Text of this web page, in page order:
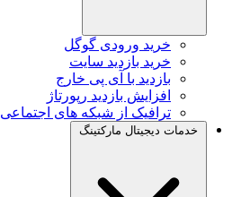
خرید ورودی گوگل
خرید بازدید سایت
بازدید با آی پی خارج
افزایش بازدید رپورتاژ
ترافیک از شبکه های اجتماعی
خدمات دیجیتال مارکتینگ